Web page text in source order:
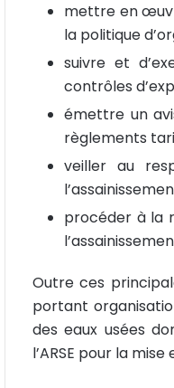
mettre en
la politique
suivre et
contrôles
émettre un
règlements
veiller au
procéder à la
Outre ces
portant
des eaux usées
l’ARSE pour la